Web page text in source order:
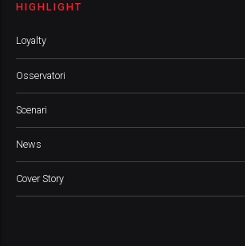
HIGHLIGHT
Loyalty
Osservatori
Scenari
News
Cover Story